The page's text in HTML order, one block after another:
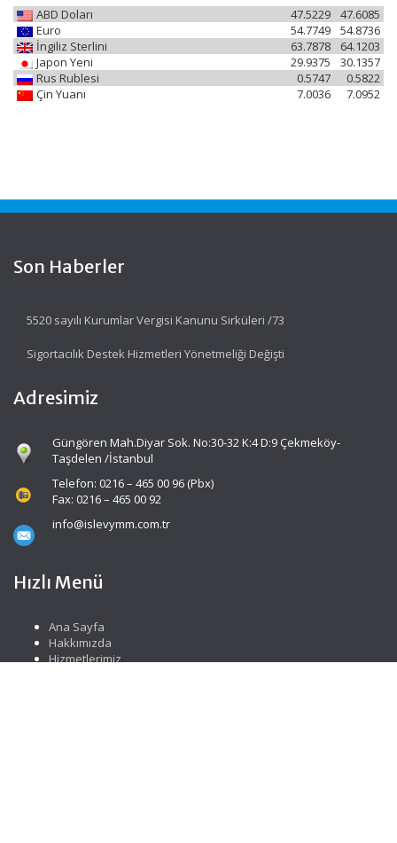
ABD Doları 47.6085
47.5229
Euro
54.8736
54.7749
İngiliz Sterlini
64.1203
63.7878
Japon Yeni
30.1357
29.9375
Rus Rublesi
0.5822
0.5747
Çin Yuanı
7.0952
7.0036
Son Haberler
5520 sayılı Kurumlar Vergisi Kanunu Sirküleri /73
Sigortacılık Destek Hizmetleri Yönetmeliği Değişti
Adresimiz
Güngören Mah.Diyar Sok. No:30-32 K:4 D:9 Çekmeköy-
Taşdelen /İstanbul
Telefon: 0216 – 465 00 96 (Pbx)
Fax: 0216 – 465 00 92
info@islevymm.com.tr
Hızlı Menü
Ana Sayfa
Hakkımızda
Hizmetlerimiz